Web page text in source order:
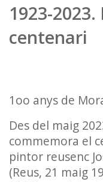
1923-
centenari
1oo anys de
Des del maig
commemora el
pintor reusenc
(Reus, 21 maig